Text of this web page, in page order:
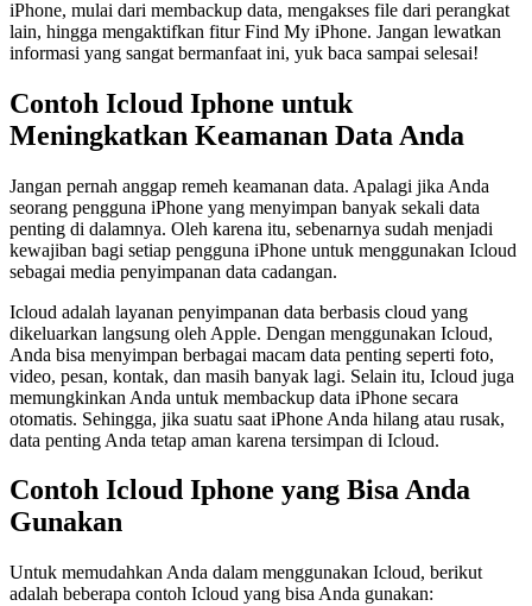
iPhone, mulai dari membackup data, mengakses file dari perangkat
lain, hingga mengaktifkan fitur Find My iPhone. Jangan lewatkan
informasi yang sangat bermanfaat ini, yuk baca sampai selesai!
Contoh Icloud Iphone untuk
Meningkatkan Keamanan Data Anda
Jangan pernah anggap remeh keamanan data. Apalagi jika Anda
seorang pengguna iPhone yang menyimpan banyak sekali data
penting di dalamnya. Oleh karena itu, sebenarnya sudah menjadi
kewajiban bagi setiap pengguna iPhone untuk menggunakan Icloud
sebagai media penyimpanan data cadangan.
Icloud adalah layanan penyimpanan data berbasis cloud yang
dikeluarkan langsung oleh Apple. Dengan menggunakan Icloud,
Anda bisa menyimpan berbagai macam data penting seperti foto,
video, pesan, kontak, dan masih banyak lagi. Selain itu, Icloud juga
memungkinkan Anda untuk membackup data iPhone secara
otomatis. Sehingga, jika suatu saat iPhone Anda hilang atau rusak,
data penting Anda tetap aman karena tersimpan di Icloud.
Contoh Icloud Iphone yang Bisa Anda
Gunakan
Untuk memudahkan Anda dalam menggunakan Icloud, berikut
adalah beberapa contoh Icloud yang bisa Anda gunakan: